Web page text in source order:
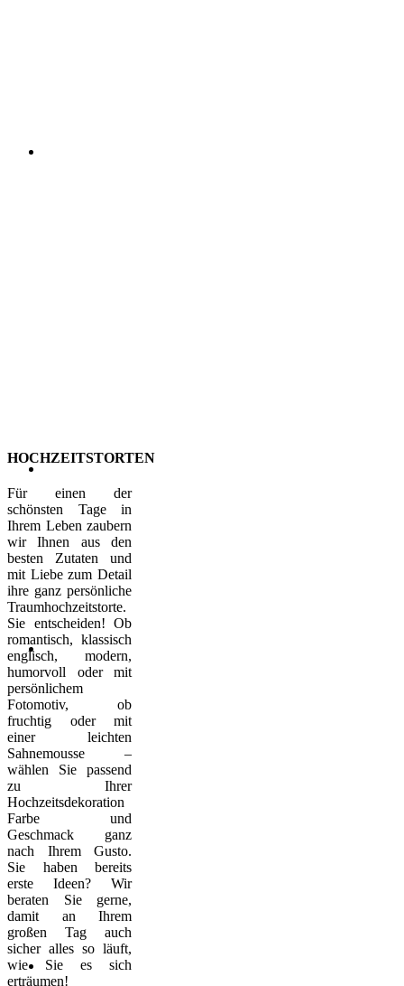
HOCHZEITSTORTEN
Für einen der
schönsten Tage in
Ihrem Leben zaubern
wir Ihnen aus den
besten Zutaten und
mit Liebe zum Detail
ihre ganz persönliche
Traumhochzeitstorte.
Sie entscheiden! Ob
romantisch, klassisch
englisch, modern,
humorvoll oder mit
persönlichem
Fotomotiv, ob
fruchtig oder mit
einer leichten
Sahnemousse –
wählen Sie passend
zu Ihrer
Hochzeitsdekoration
Farbe und
Geschmack ganz
nach Ihrem Gusto.
Sie haben bereits
erste Ideen? Wir
beraten Sie gerne,
damit an Ihrem
großen Tag auch
sicher alles so läuft,
wie Sie es sich
erträumen!